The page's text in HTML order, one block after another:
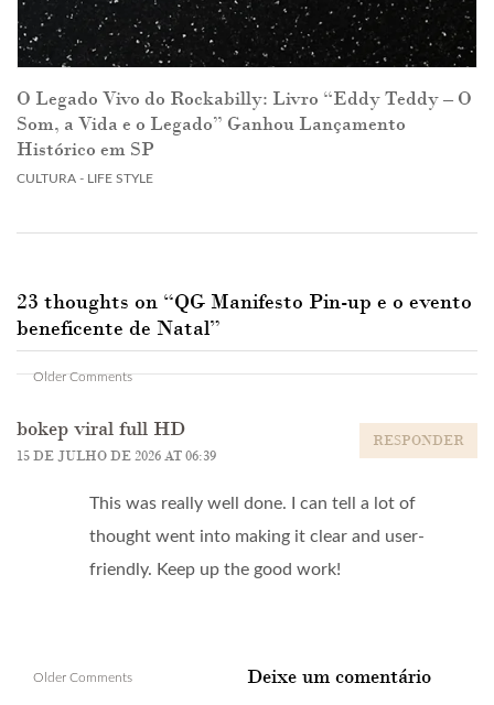
O Legado Vivo do Rockabilly: Livro “Eddy Teddy – O
Som, a Vida e o Legado” Ganhou Lançamento
Histórico em SP
CULTURA - LIFE STYLE
23 thoughts on “QG Manifesto Pin-up e o evento
beneficente de Natal”
Comment
Older Comments
bokep viral full HD
15 DE JULHO DE 2026 AT 06:39
RESPONDER
This was really well done. I can tell a lot of
thought went into making it clear and user-
friendly. Keep up the good work!
Comment
Older Comments Deixe um comentário